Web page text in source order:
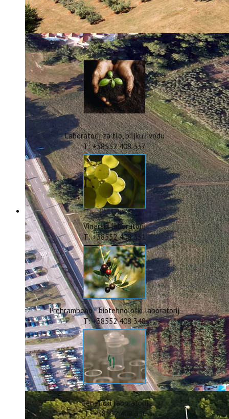
WINTERMED
CASTWATER
INHERIT
CONSUMLESS PLUS
IstraOILFest
ARHIVA PROJEKATA
IstraECOinclusive
Izdavačka djelatnost
Izbor u znanstvena zvanja
Dokumenti
Statut
Strategija
CIP
Pravo na pristup informacijama
Zaštita osobnih podataka
Godišnji izvještaj
Javna nabava
Natječaji za radna mjesta
Zakonodavni okvir
Akti Instituta
Linkovi
Kontakt
webmail
Popularizacija znanosti
ERASMUS+
HyPro4ST
DIGIAGRI
GreenTea
CIRCOLIVE
Laboratorij za tlo, biljku i vodu
T: +38552 408 337
Vinarski laboratorij
T: +38552 408 331
Prehrambeno - biotehnološki laboratorij
T: +38552 408 348
Genetički laboratorij
T: +38552 408 336